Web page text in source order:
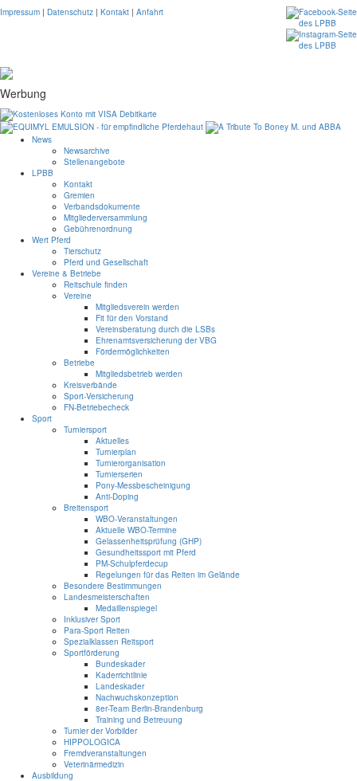
Impressum | Datenschutz | Kontakt | Anfahrt
Werbung
News
Newsarchive
Stellenangebote
LPBB
Kontakt
Gremien
Verbandsdokumente
Mitgliederversammlung
Gebührenordnung
Wert Pferd
Tierschutz
Pferd und Gesellschaft
Vereine & Betriebe
Reitschule finden
Vereine
Mitgliedsverein werden
Fit für den Vorstand
Vereinsberatung durch die LSBs
Ehrenamtsversicherung der VBG
Fördermöglichkeiten
Betriebe
Mitgliedsbetrieb werden
Kreisverbände
Sport-Versicherung
FN-Betriebecheck
Sport
Turniersport
Aktuelles
Turnierplan
Turnierorganisation
Turnierserien
Pony-Messbescheinigung
Anti-Doping
Breitensport
WBO-Veranstaltungen
Aktuelle WBO-Termine
Gelassenheitsprüfung (GHP)
Gesundheitssport mit Pferd
PM-Schulpferdecup
Regelungen für das Reiten im Gelände
Besondere Bestimmungen
Landesmeisterschaften
Medaillenspiegel
Inklusiver Sport
Para-Sport Reiten
Spezialklassen Reitsport
Sportförderung
Bundeskader
Kaderrichtlinie
Landeskader
Nachwuchskonzeption
8er-Team Berlin-Brandenburg
Training und Betreuung
Turnier der Vorbilder
HIPPOLOGICA
Fremdveranstaltungen
Veterinärmedizin
Ausbildung